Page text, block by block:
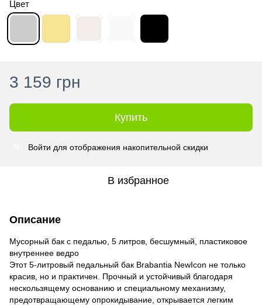
Цвет
3 159 грн
Купить
Войти для отображения накопительной скидки
В избранное
Описание
Мусорный бак с педалью, 5 литров, бесшумный, пластиковое
внутреннее ведро
Этот 5-литровый педальный бак Brabantia NewIcon не только
красив, но и практичен. Прочный и устойчивый благодаря
нескользящему основанию и специальному механизму,
предотвращающему опрокидывание, открывается легким